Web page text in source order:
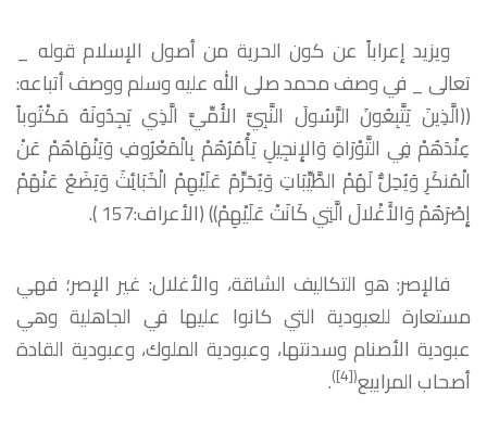
ويزيد إعراباً عن كون الحرية من أصول الإسلام قوله _
تعالى _ في وصف محمد صلى الله عليه وسلم ووصف أتباعه:
((الَّذِينَ يَتَّبِعُونَ الرَّسُولَ النَّبِيَّ الأُمِّيَّ الَّذِي يَجِدُونَهُ مَكْتُوباً
عِنْدَهُمْ فِي التَّوْرَاةِ وَالإِنجِيلِ يَأْمُرُهُمْ بِالْمَعْرُوفِ وَيَنْهَاهُمْ عَنْ
الْمُنكَرِ وَيُحِلُّ لَهُمْ الطَّيِّبَاتِ وَيُحَرِّمُ عَلَيْهِمْ الْخَبَائِثَ وَيَضَعُ عَنْهُمْ
إِصْرَهُمْ وَالأَغْلالَ الَّتِي كَانَتْ عَلَيْهِمْ)) (الأعراف:157 ).
فالإصر: هو التكاليف الشاقة، والأغلال: غير الإصر؛ فهي
مستعارة للعبودية التي كانوا عليها في الجاهلية وهي
عبودية الأصنام وسدنتها، وعبودية الملوك، وعبودية القادة
أصحاب المرابيع(
[4]
)
.